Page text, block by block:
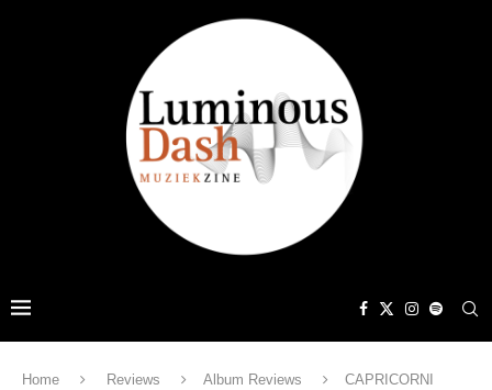
Home Reviews Album Reviews
CAPRICORNI